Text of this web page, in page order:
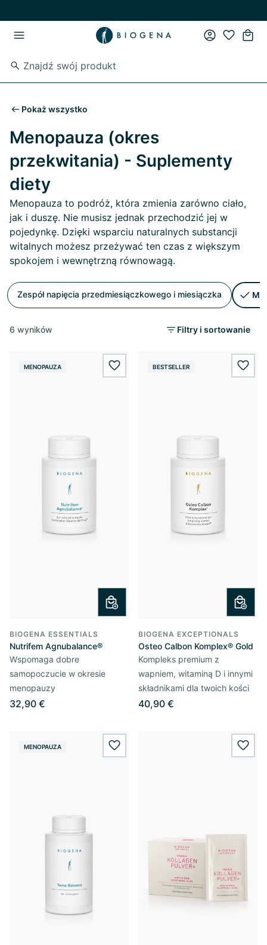
Pokaż wszystko
Menopauza (okres
przekwitania) - Suplementy
diety
Menopauza to podróż, która zmienia zarówno ciało,
jak i duszę. Nie musisz jednak przechodzić jej w
pojedynkę. Dzięki wsparciu naturalnych substancji
witalnych możesz przeżywać ten czas z większym
spokojem i wewnętrzną równowagą.
Zespół napięcia przedmiesiączkowego i miesiączka
6 wyników Filtry i sortowanie
MENOPAUZA wishlist.add
BIOGENA ESSENTIALS
Nutrifem Agnubalance®
Wspomaga dobre
samopoczucie w okresie
menopauzy
32,90 €
BESTSELLER
BIOGENA EXCEPTIONALS
Osteo Calbon Komplex® Gold
Kompleks premium z
wapniem, witaminą D i innymi
składnikami dla twoich kości
40,90 €
MENOPAUZA wishlist.add